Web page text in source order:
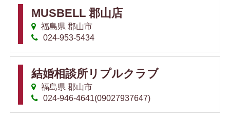
MUSBELL 郡山店
福島県 郡山市
024-953-5434
結婚相談所リプルクラブ
福島県 郡山市
024-946-4641(09027937647)